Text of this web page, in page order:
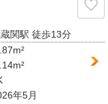
蔵関駅徒歩13分
年5月